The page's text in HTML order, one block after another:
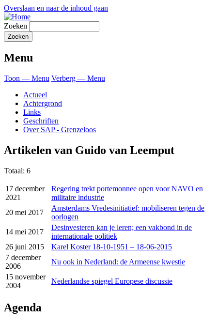
Overslaan en naar de inhoud gaan
Zoeken
Menu
Toon — Menu Verberg — Menu
Actueel
Achtergrond
Links
Geschriften
Over SAP - Grenzeloos
Artikelen van Guido van Leemput
Totaal: 6
17 december
2021
Regering trekt portemonnee open voor NAVO en
militaire industrie
20 mei 2017
Amsterdams Vredesinitiatief: mobiliseren tegen de
oorlogen
14 mei 2017
Desinvesteren kan je leren; een vakbond in de
internationale politiek
26 juni 2015
Karel Koster 18-10-1951 – 18-06-2015
7 december
2006
Nu ook in Nederland: de Armeense kwestie
15 november
2004
Nederlandse spiegel Europese discussie
Agenda